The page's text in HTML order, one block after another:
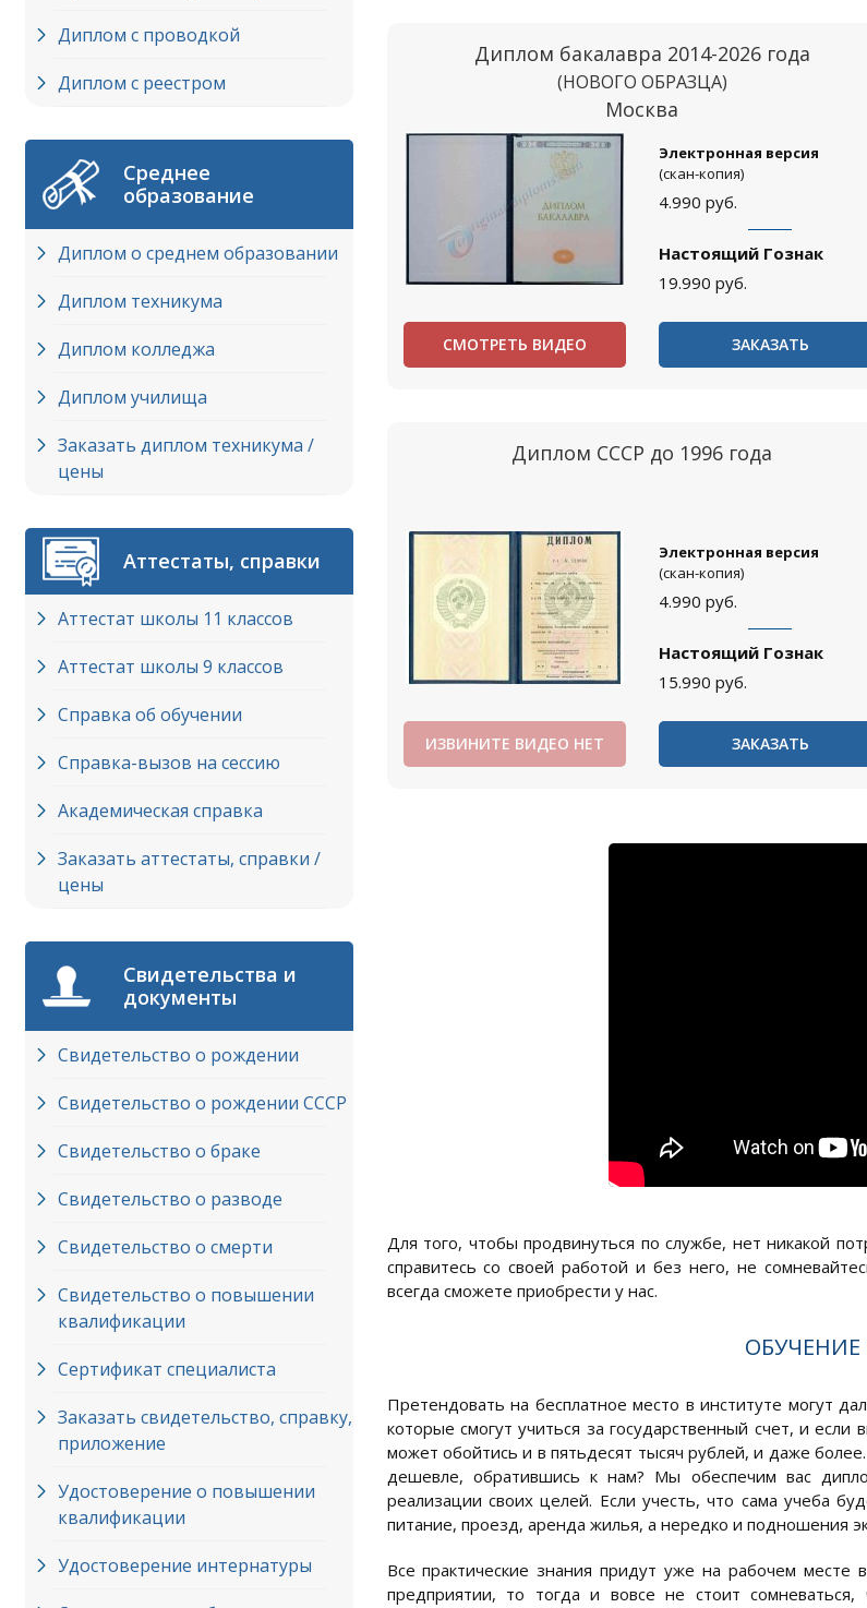
Диплом с проводкой
Диплом с реестром
Среднее
образование
Диплом о среднем образовании
Диплом техникума
Диплом колледжа
Диплом училища
Заказать диплом техникума /
цены
Аттестаты, справки
Аттестат школы 11 классов
Аттестат школы 9 классов
Справка об обучении
Справка-вызов на сессию
Академическая справка
Заказать аттестаты, справки /
цены
Свидетельства и
документы
Свидетельство о рождении
Свидетельство о рождении СССР
Свидетельство о браке
Свидетельство о разводе
Свидетельство о смерти
Свидетельство о повышении
квалификации
Сертификат специалиста
Заказать свидетельство, справку,
приложение
Удостоверение о повышении
квалификации
Удостоверение интернатуры
Диплом бакалавра 2014-2026 года
(НОВОГО ОБРАЗЦА)
Москва
Электронная версия
(скан-копия)
4.990 руб.
Настоящий Гознак
19.990 руб.
СМОТРЕТЬ ВИДЕО ЗАКАЗАТЬ
Диплом СССР до 1996 года
Электронная версия
(скан-копия)
4.990 руб.
Настоящий Гознак
15.990 руб.
ИЗВИНИТЕ ВИДЕО НЕТ ЗАКАЗАТЬ
Для того, чтобы продвинуться по службе, нет никакой
справитесь со своей работой и без него, не
всегда сможете приобрести у нас.
ОБУЧЕНИЕ
Претендовать на бесплатное место в институте могут
которые смогут учиться за государственный счет, и
может обойтись и в пятьдесят тысяч рублей, и даже
дешевле, обратившись к нам? Мы обеспечим вас
реализации своих целей. Если учесть, что сама учеба
питание, проезд, аренда жилья, а нередко и подношения
Все практические знания придут уже на рабочем
предприятии, то тогда и вовсе не стоит